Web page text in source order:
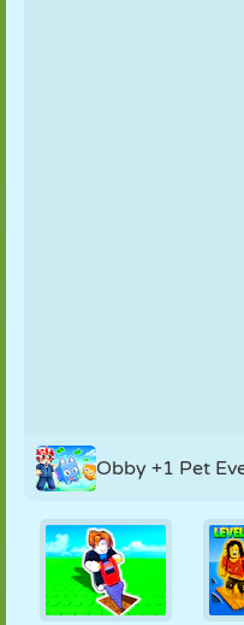
Obby +1 Pet